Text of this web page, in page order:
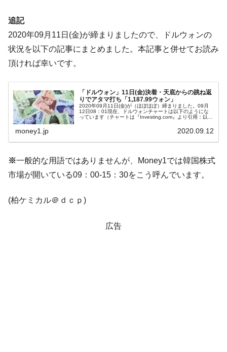
『Money1』
は韓国で『BYD』車は売れている。6カ月で対前年同期比
1.9倍！
『Money1』
在韓米国大使スティールが着韓！⇒ さっそ
く空港に詰めかけ「出て行け！」「極右勢力」のプラカー
ドを掲げる「在韓反米勢力」
『Money1』
韓国政府「2035年までに18.4GW規模のAIデ
ータセンター整備」⇒ だから無理だってば。
『Money1』
JPモルガン「韓国レバレッジETFの清算は
ほぼ終わった」
発。
『Money1』
韓国政府「ニセＫ-ブランドを通報しようキ
追記
2020年09月11日(金)が締まりましたので、ドルウォンの
状況を以下の記事にまとめました。本記事と併せてお読み
頂ければ幸いです。
「ドルウォン」11日(金)決着・天底からの跳ね返
りでアタマ打ち「1,187.99ウォン」
2020年09月11日(金)が（ほぼほぼ）締まりました。09月
12日08：01現在、ドルウォンチャートは以下のようにな
っています（チャートは『Investing.com』より引用：以下
money1.jp 2020.09.12
※一般的な用語ではありませんが、Money1では韓国株式
市場が開いている09：00-15：30をこう呼んでいます。
(柏ケミカル＠ｄｃｐ)
広告